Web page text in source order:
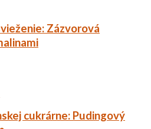
Zázvorová
cukrárne: Pudingový